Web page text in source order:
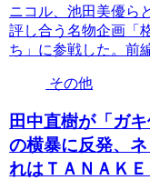
ニコル、池田美優ら
評し合う名物企画「
ち」に参戦した。前
その他
田中直樹が「ガ
の横暴に反発、
れはＴＡＮＡＫＥ